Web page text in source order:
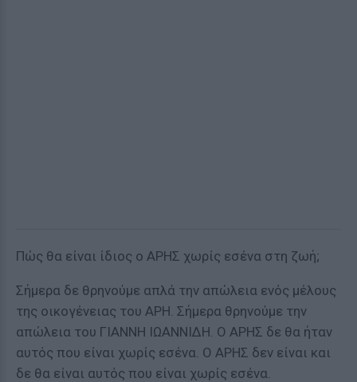
Πώς θα είναι ίδιος ο ΑΡΗΣ χωρίς εσένα στη ζωή;
Σήμερα δε θρηνούμε απλά την απώλεια ενός μέλους
της οικογένειας του ΑΡΗ. Σήμερα θρηνούμε την
απώλεια του ΓΙΑΝΝΗ ΙΩΑΝΝΙΔΗ. Ο ΑΡΗΣ δε θα ήταν
αυτός που είναι χωρίς εσένα. Ο ΑΡΗΣ δεν είναι και
δε θα είναι αυτός που είναι χωρίς εσένα.